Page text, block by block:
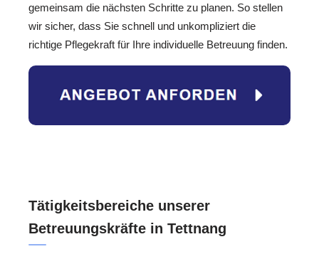
gemeinsam die nächsten Schritte zu planen. So stellen
wir sicher, dass Sie schnell und unkompliziert die
richtige Pflegekraft für Ihre individuelle Betreuung finden.
Tätigkeitsbereiche unserer
Betreuungskräfte in Tettnang